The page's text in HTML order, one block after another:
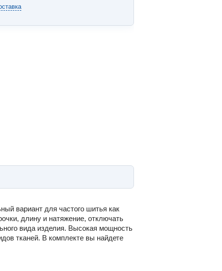
вариант для частого шитья как
длину и натяжение, отключать
вида изделия. Высокая мощность
тканей. В комплекте вы найдете